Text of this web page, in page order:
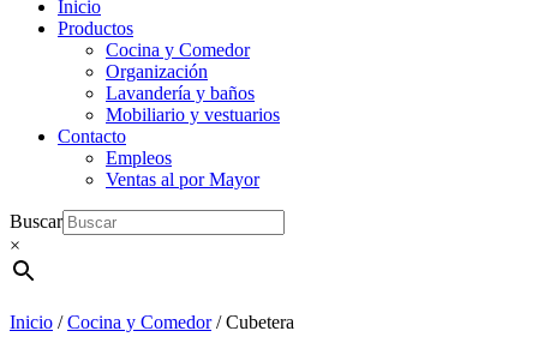
Inicio
Productos
Cocina y Comedor
Organización
Lavandería y baños
Mobiliario y vestuarios
Contacto
Empleos
Ventas al por Mayor
Buscar
×
Inicio /Cocina y Comedor/ Cubetera